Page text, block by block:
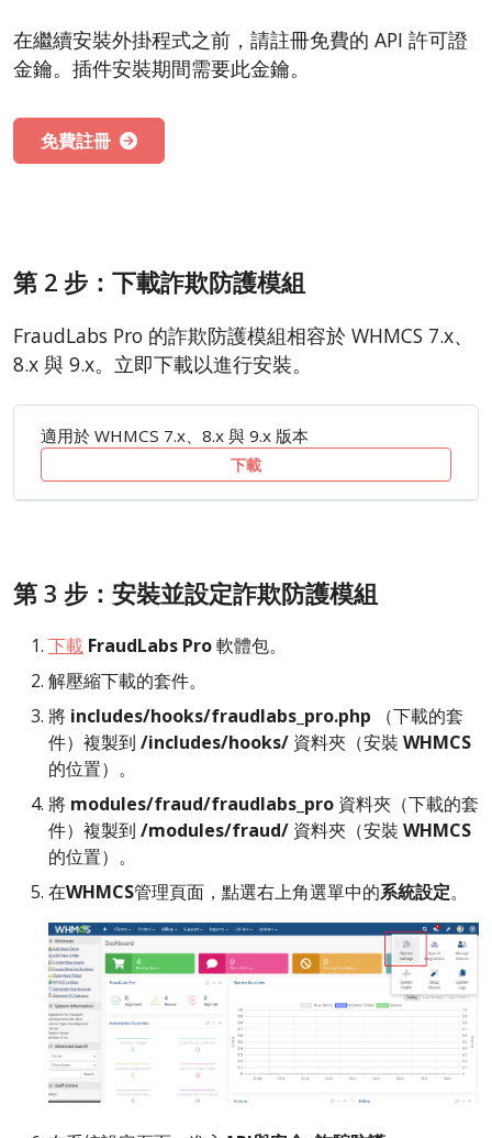
在繼續安裝外掛程式之前，請註冊免費的 API 許可證
金鑰。插件安裝期間需要此金鑰。
免費註冊
第 2 步：下載詐欺防護模組
FraudLabs Pro 的詐欺防護模組相容於 WHMCS 7.x、
8.x 與 9.x。立即下載以進行安裝。
適用於 WHMCS 7.x、8.x 與 9.x 版本
下載
第 3 步：安裝並設定詐欺防護模組
下載 FraudLabs Pro軟體包。
解壓縮下載的套件。
將 includes/hooks/fraudlabs_pro.php （下載的套
件）複製到 /includes/hooks/ 資料夾（安裝 WHMCS
的位置）。
將 modules/fraud/fraudlabs_pro 資料夾（下載的套
件）複製到 /modules/fraud/ 資料夾（安裝 WHMCS
的位置）。
在WHMCS管理頁面，點選右上角選單中的系統設定。